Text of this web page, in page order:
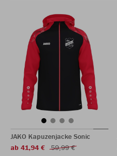
JAKO Kapuzenjacke Sonic
ab 41,94 €
59,99 €